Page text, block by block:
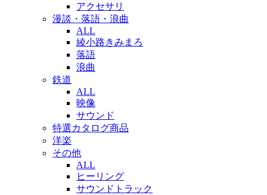
アクセサリ
漫談・落語・浪曲
ALL
綾小路きみまろ
落語
浪曲
鉄道
ALL
映像
サウンド
特選カタログ商品
洋楽
その他
ALL
ヒーリング
サウンドトラック